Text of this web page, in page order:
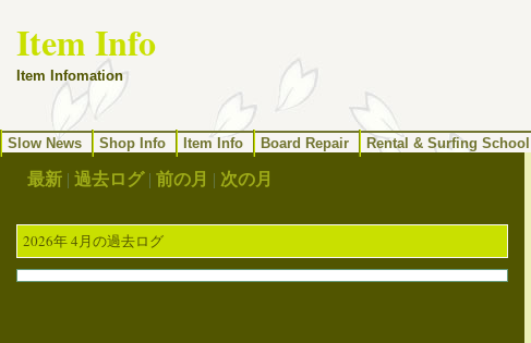
Item Info
Item Infomation
Slow News Shop Info Item Info Board Repair Rental & Surfing School
最新 | 過去ログ| 前の月 | 次の月
2026年 4月の過去ログ